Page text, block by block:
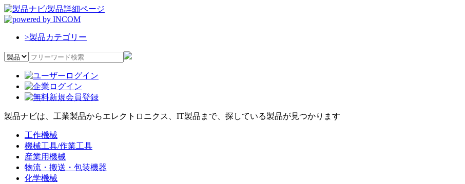
>製品カテゴリー
製品ナビは、工業製品からエレクトロニクス、IT製品まで、探している製品が見つかります
工作機械
機械工具/作業工具
産業用機械
物流・搬送・包装機器
化学機械